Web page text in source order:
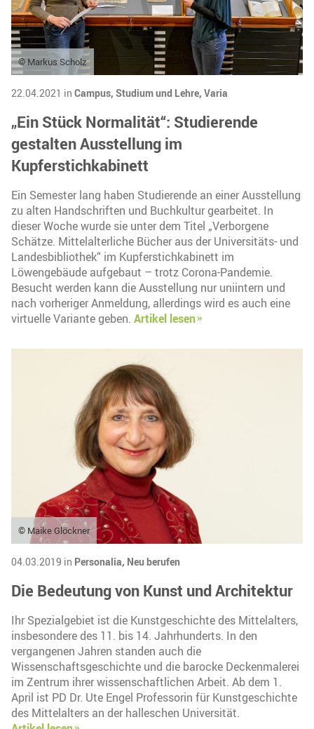
© Markus Scholz
22.04.2021 in Campus, Studium und Lehre, Varia
„Ein Stück Normalität“: Studierende
gestalten Ausstellung im
Kupferstichkabinett
Ein Semester lang haben Studierende an einer Ausstellung
zu alten Handschriften und Buchkultur gearbeitet. In
dieser Woche wurde sie unter dem Titel „Verborgene
Schätze. Mittelalterliche Bücher aus der Universitäts- und
Landesbibliothek“ im Kupferstichkabinett im
Löwengebäude aufgebaut – trotz Corona-Pandemie.
Besucht werden kann die Ausstellung nur uniintern und
nach vorheriger Anmeldung, allerdings wird es auch eine
virtuelle Variante geben. Artikel lesen
© Maike Glöckner
04.03.2019 in Personalia, Neu berufen
Die Bedeutung von Kunst und Architektur
Ihr Spezialgebiet ist die Kunstgeschichte des Mittelalters,
insbesondere des 11. bis 14. Jahrhunderts. In den
vergangenen Jahren standen auch die
Wissenschaftsgeschichte und die barocke Deckenmalerei
im Zentrum ihrer wissenschaftlichen Arbeit. Ab dem 1.
April ist PD Dr. Ute Engel Professorin für Kunstgeschichte
des Mittelalters an der halleschen Universität.